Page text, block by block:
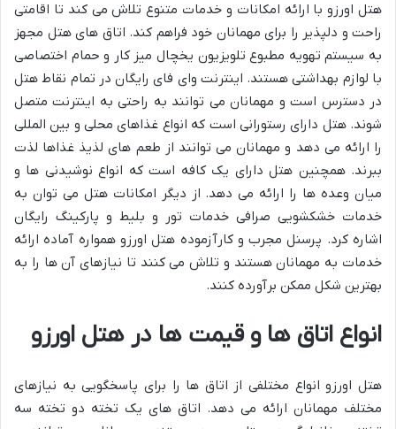
هتل اورزو با ارائه امکانات و خدمات متنوع تلاش می کند تا اقامتی
راحت و دلپذیر را برای مهمانان خود فراهم کند. اتاق های هتل مجهز
به سیستم تهویه مطبوع تلویزیون یخچال میز کار و حمام اختصاصی
با لوازم بهداشتی هستند. اینترنت وای فای رایگان در تمام نقاط هتل
در دسترس است و مهمانان می توانند به راحتی به اینترنت متصل
شوند. هتل دارای رستورانی است که انواع غذاهای محلی و بین المللی
را ارائه می دهد و مهمانان می توانند از طعم های لذیذ غذاها لذت
ببرند. همچنین هتل دارای یک کافه است که انواع نوشیدنی ها و
میان وعده ها را ارائه می دهد. از دیگر امکانات هتل می توان به
خدمات خشکشویی صرافی خدمات تور و بلیط و پارکینگ رایگان
اشاره کرد. پرسنل مجرب و کارآزموده هتل اورزو همواره آماده ارائه
خدمات به مهمانان هستند و تلاش می کنند تا نیازهای آن ها را به
بهترین شکل ممکن برآورده کنند.
انواع اتاق ها و قیمت ها در هتل اورزو
هتل اورزو انواع مختلفی از اتاق ها را برای پاسخگویی به نیازهای
مختلف مهمانان ارائه می دهد. اتاق های یک تخته دو تخته سه